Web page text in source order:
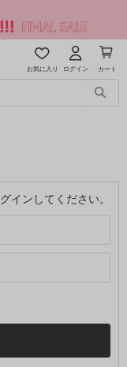
お気に入り ログイン カート
インしてください。